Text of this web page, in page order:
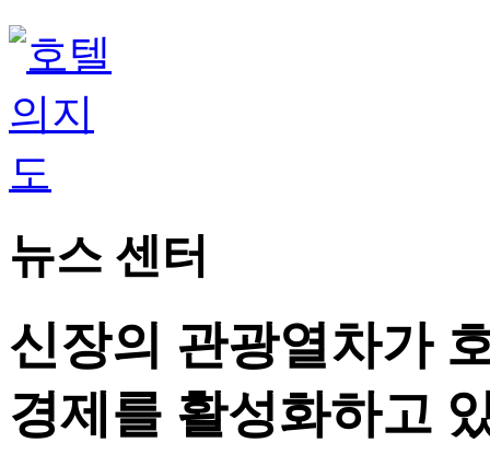
뉴스 센터
신장의 관광열차가
경제를 활성화하고